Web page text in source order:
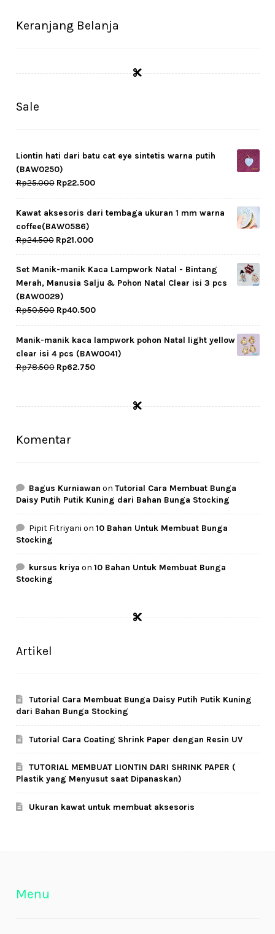
Keranjang Belanja
Sale
Liontin hati dari batu cat eye sintetis warna putih
(BAW0250)
Rp25.000 Original
price
was:
Rp25.000.
Rp22.500Current
price
is:
Kawat aksesoris dari tembaga ukuran 1 mm warna
coffee(BAW0586)
Rp24.500 Original
price
was:
Rp24.500.
Rp21.000Current
price
is:
Rp21.000.
Set Manik-manik Kaca Lampwork Natal - Bintang
Merah, Manusia Salju & Pohon Natal Clear isi 3 pcs
(BAW0029)
Rp50.500 Original
price
was:
Rp50.500.
Rp40.500Current
price
is:
Rp40.500.
Manik-manik kaca lampwork pohon Natal light yellow
clear isi 4 pcs (BAW0041)
Rp78.500 Original
Rp78.500.
Rp62.750Current
Rp62.750.
Komentar
Bagus Kurniawan onTutorial Cara Membuat Bunga
Daisy Putih Putik Kuning dari Bahan Bunga Stocking
Pipit Fitriyani on10 Bahan Untuk Membuat Bunga
Stocking
kursus kriya on10 Bahan Untuk Membuat Bunga
Stocking
Artikel
Tutorial Cara Membuat Bunga Daisy Putih Putik Kuning
dari Bahan Bunga Stocking
Tutorial Cara Coating Shrink Paper dengan Resin UV
TUTORIAL MEMBUAT LIONTIN DARI SHRINK PAPER (
Plastik yang Menyusut saat Dipanaskan)
Ukuran kawat untuk membuat aksesoris
Menu